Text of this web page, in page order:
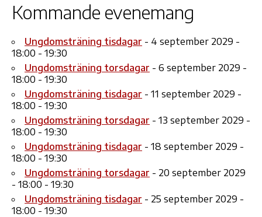
Kommande evenemang
Ungdomsträning tisdagar - 4 september 2029 -
18:00 - 19:30
Ungdomsträning torsdagar - 6 september 2029 -
18:00 - 19:30
Ungdomsträning tisdagar - 11 september 2029 -
18:00 - 19:30
Ungdomsträning torsdagar - 13 september 2029 -
18:00 - 19:30
Ungdomsträning tisdagar - 18 september 2029 -
18:00 - 19:30
Ungdomsträning torsdagar - 20 september 2029
- 18:00 - 19:30
Ungdomsträning tisdagar - 25 september 2029 -
18:00 - 19:30